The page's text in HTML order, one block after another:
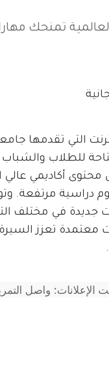
تمنحك
التي تقدمها
للطلاب والشباب
محتوى أكاديمي عالي
دراسية مرتفعة.
جديدة في مختلف
تعزز السيرة
الإعلانات: واصل